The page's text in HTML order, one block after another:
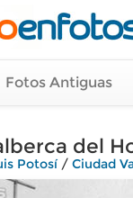
Fotos Antiguas
del
Potosí / Ciudad